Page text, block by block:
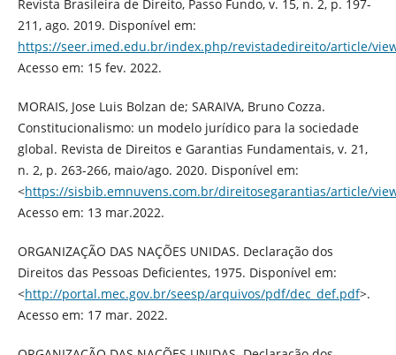
Revista Brasileira de Direito, Passo Fundo, v. 15, n. 2, p. 197-
211, ago. 2019. Disponível em:
https://seer.imed.edu.br/index.php/revistadedireito/article/
Acesso em: 15 fev. 2022.
MORAIS, Jose Luis Bolzan de; SARAIVA, Bruno Cozza.
Constitucionalismo: un modelo jurídico para la sociedade
global. Revista de Direitos e Garantias Fundamentais, v. 21,
n. 2, p. 263-266, maio/ago. 2020. Disponível em:
<https://sisbib.emnuvens.com.br/direitosegarantias/article/
Acesso em: 13 mar.2022.
ORGANIZAÇÃO DAS NAÇÕES UNIDAS. Declaração dos
Direitos das Pessoas Deficientes, 1975. Disponível em:
<http://portal.mec.gov.br/seesp/arquivos/pdf/dec_def.pdf>.
Acesso em: 17 mar. 2022.